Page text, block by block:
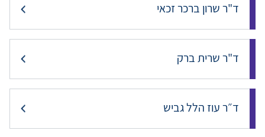
ד"ר שרון ברכר זכאי
ד"ר שרית ברק
ד״ר עוז הלל גביש